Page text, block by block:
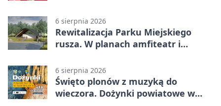
6 sierpnia 2026
Rewitalizacja Parku Miejskiego
rusza. W planach amfiteatr i
6 sierpnia 2026
Święto plonów z muzyką do
wieczora. Dożynki powiatowe w